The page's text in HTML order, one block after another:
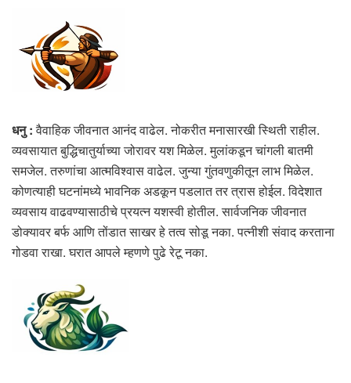
धनु :वैवाहिक जीवनात आनंद वाढेल. नोकरीत मनासारखी स्थिती राहील.
व्यवसायात बुद्धिचातुर्याच्या जोरावर यश मिळेल. मुलांकडून चांगली बातमी
समजेल. तरुणांचा आत्मविश्वास वाढेल. जुन्या गुंतवणुकीतून लाभ मिळेल.
कोणत्याही घटनांमध्ये भावनिक अडकून पडलात तर त्रास होईल. विदेशात
व्यवसाय वाढवण्यासाठीचे प्रयत्न यशस्वी होतील. सार्वजनिक जीवनात
डोक्यावर बर्फ आणि तोंडात साखर हे तत्व सोडू नका. पत्नीशी संवाद करताना
गोडवा राखा. घरात आपले म्हणणे पुढे रेटू नका.